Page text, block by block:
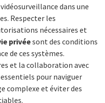
dans une
Respecter les
nécessaires et
privéesont des conditions
de ces systèmes.
et la collaboration avec
pour naviguer
complexe et éviter des